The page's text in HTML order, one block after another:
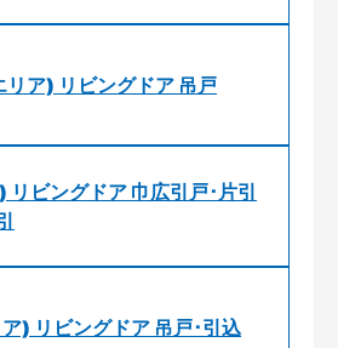
ア) リビングドア 吊戸
ビングドア 巾広引戸･片引
) リビングドア 吊戸･引込